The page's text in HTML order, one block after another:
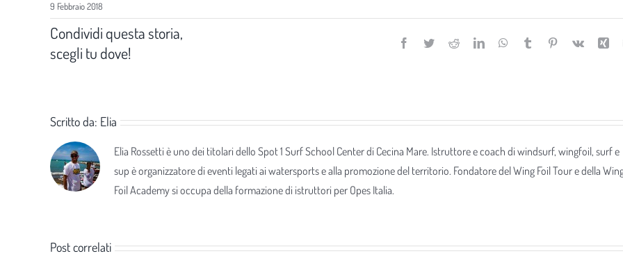
9 Febbraio 2018
Condividi questa storia,
scegli tu dove!
Facebook
TwitterRedditLinkedInWhatsApp
Tumblr Pinterest
Vk
Scritto da: Elia
Elia Rossetti è uno dei titolari dello Spot 1 Surf School Center di Cecina Mare. Istruttore e coach di windsurf, wingfoil, surf e
sup è organizzatore di eventi legati ai watersports e alla promozione del territorio. Fondatore del Wing Foil Tour e della
Foil Academy si occupa della formazione di istruttori per Opes Italia.
Post correlati